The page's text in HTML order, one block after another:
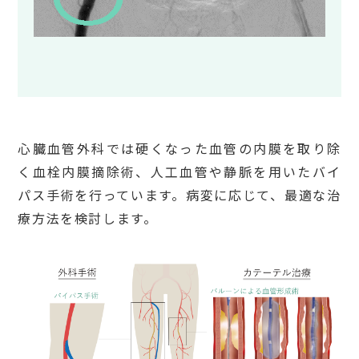
心臓血管外科では硬くなった血管の内膜を取り除
く血栓内膜摘除術、人工血管や静脈を用いたバイ
パス手術を行っています。病変に応じて、最適な治
療方法を検討します。